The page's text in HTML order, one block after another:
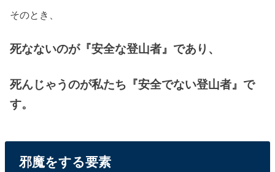
そのとき、
死なないのが『安全な登山者』であり、
死んじゃうのが私たち『安全でない登山者』で
す。
邪魔をする要素